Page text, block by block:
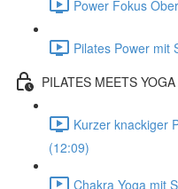
Power Fokus
Pilates Power mit
PILATES MEETS YOGA
Kurzer knackiger
(12:09)
Chakra Yoga mit